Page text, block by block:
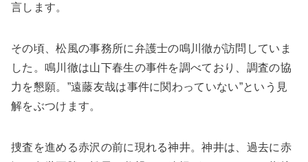
言します。
その頃、松風の事務所に弁護士の鳴川徹が訪問していま
した。鳴川徹は山下春生の事件を調べており、調査の協
力を懇願。”遠藤友哉は事件に関わっていない”という見
解をぶつけます。
捜査を進める赤沢の前に現れる神井。神井は、過去に赤